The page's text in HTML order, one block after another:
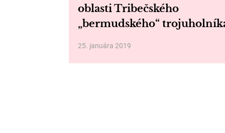
oblasti Tribečského
„bermudského“
25. januára 2019